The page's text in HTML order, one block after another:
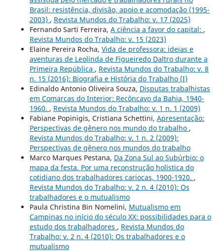
Brasil: resistência, divisão, apoio e acomodação (1995-
2003) , Revista Mundos do Trabalho: v. 17 (2025)
Fernando Sarti Ferreira, A ciência a favor do capital: ,
Revista Mundos do Trabalho: v. 15 (2023)
Elaine Pereira Rocha, Vida de professora: ideias e
aventuras de Leolinda de Figueiredo Daltro durante a
Primeira República , Revista Mundos do Trabalho: v. 8
n. 15 (2016): Biografia e História do Trabalho (I)
Edinaldo Antonio Oliveira Souza, Disputas trabalhistas
em Comarcas do Interior: Recôncavo da Bahia, 1940-
1960. , Revista Mundos do Trabalho: v. 1 n. 1 (2009)
Fabiane Popinigis, Cristiana Schettini, Apresentação:
Perspectivas de gênero nos mundo do trabalho ,
Revista Mundos do Trabalho: v. 1 n. 2 (2009):
Perspectivas de gênero nos mundos do trabalho
Marco Marques Pestana, Da Zona Sul ao Subúrbio: o
mapa da festa. Por uma reconstrução holística do
cotidiano dos trabalhadores cariocas, 1900-1920. ,
Revista Mundos do Trabalho: v. 2 n. 4 (2010): Os
trabalhadores e o mutualismo
Paula Christina Bin Nomelini, Mutualismo em
Campinas no início do século XX: possibilidades para o
estudo dos trabalhadores , Revista Mundos do
Trabalho: v. 2 n. 4 (2010): Os trabalhadores e o
mutualismo